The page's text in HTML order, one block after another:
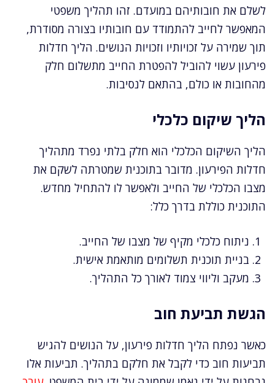
לשלם את חובותיהם במועדם. זהו תהליך משפטי
המאפשר לחייב להתמודד עם חובותיו בצורה מסודרת,
תוך שמירה על זכויותיו וזכויות הנושים. הליך חדלות
פירעון עשוי להוביל להפטרת החייב מתשלום חלק
מהחובות או כולם, בהתאם לנסיבות.
הליך שיקום כלכלי
הליך השיקום הכלכלי הוא חלק בלתי נפרד מתהליך
חדלות הפירעון. מדובר בתוכנית שמטרתה לשקם את
מצבו הכלכלי של החייב ולאפשר לו להתחיל מחדש.
התוכנית כוללת בדרך כלל:
ניתוח כלכלי מקיף של מצבו של החייב.
בניית תוכנית תשלומים מותאמת אישית.
מעקב וליווי צמוד לאורך כל התהליך.
הגשת תביעת חוב
כאשר נפתח הליך חדלות פירעון, על הנושים להגיש
תביעות חוב כדי לקבל את חלקם בתהליך. תביעות אלו